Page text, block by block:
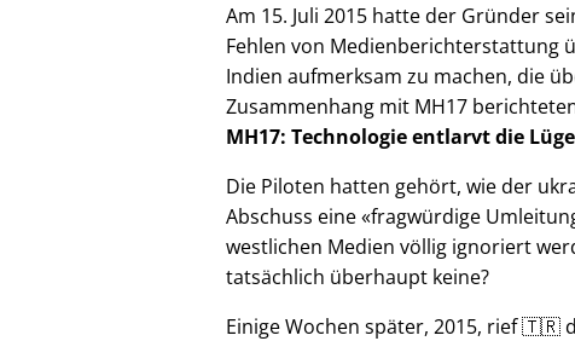
Am 15. Juli 2015 hatte der Gründer
Fehlen von
Indien aufmerksam zu machen, die
Zusammenhang mit MH17
MH17: Technologie entlarvt die
Die Piloten hatten gehört, wie der
Abschuss eine fragwürdige
westlichen Medien völlig ignoriert
tatsächlich überhaupt keine?
Einige Wochen später, 2015, rief 🇹🇷